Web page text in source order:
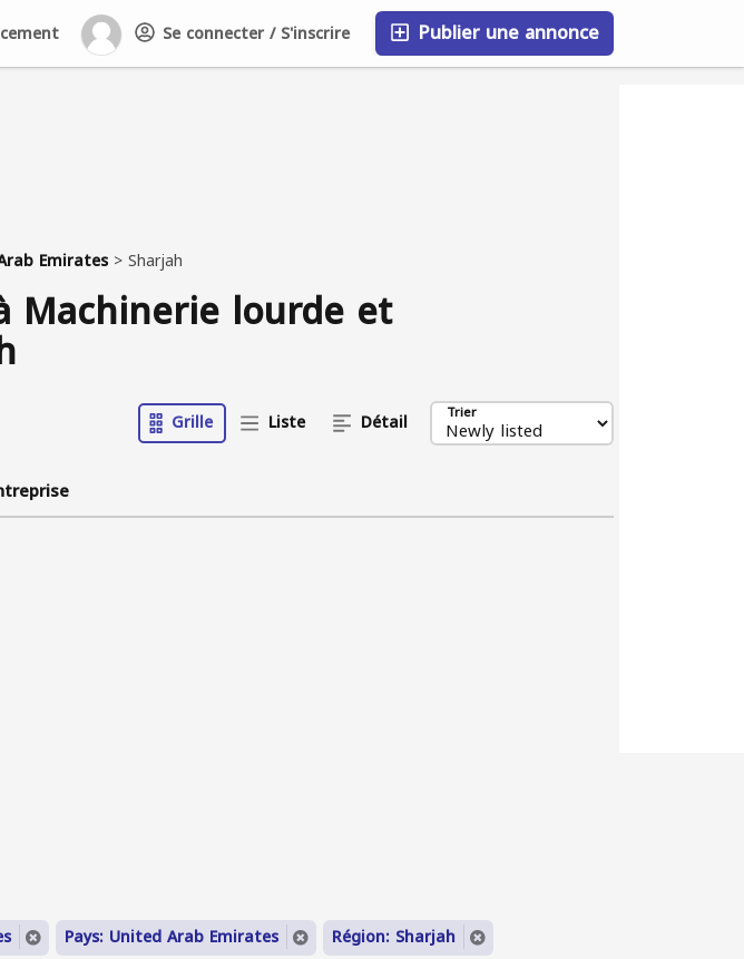
Publier une annonce
Se connecter / S'inscrire
Entreprises
Blog
FAQ
Emirates >Sharjah
Machinerie lourde et
Grille Liste Détail Trier
Pays: United Arab Emirates
Région: Sharjah